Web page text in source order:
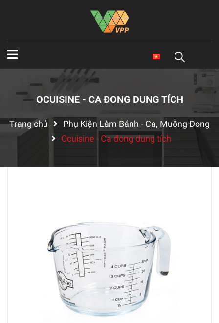
OCUISINE - CA ĐONG DUNG TÍCH
Trang chủ
Phụ Kiện Làm Bánh - Ca, Muỗng Đong
Ocuisine - Ca đong dung tích